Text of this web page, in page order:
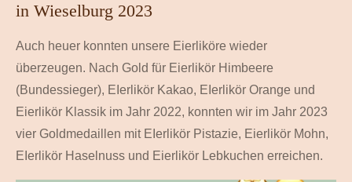
in Wieselburg 2023
Auch heuer konnten unsere Eierliköre wieder
überzeugen. Nach Gold für Eierlikör Himbeere
(Bundessieger), EIerlikör Kakao, EIerlikör Orange und
Eierlikör Klassik im Jahr 2022, konnten wir im Jahr 2023
vier Goldmedaillen mit EIerlikör Pistazie, Eierlikör Mohn,
EIerlikör Haselnuss und Eierlikör Lebkuchen erreichen.